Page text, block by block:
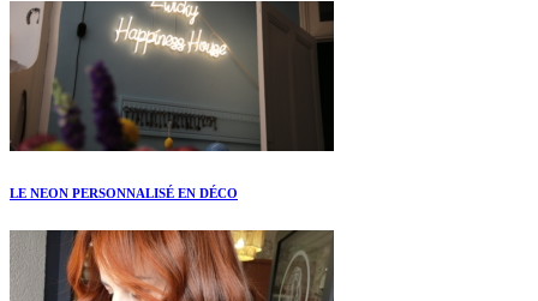
LE NEON PERSONNALISÉ EN DÉCO